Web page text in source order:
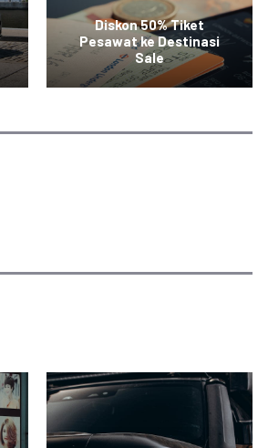
Diskon 50% Tiket
Pesawat ke Destinasi
Sale